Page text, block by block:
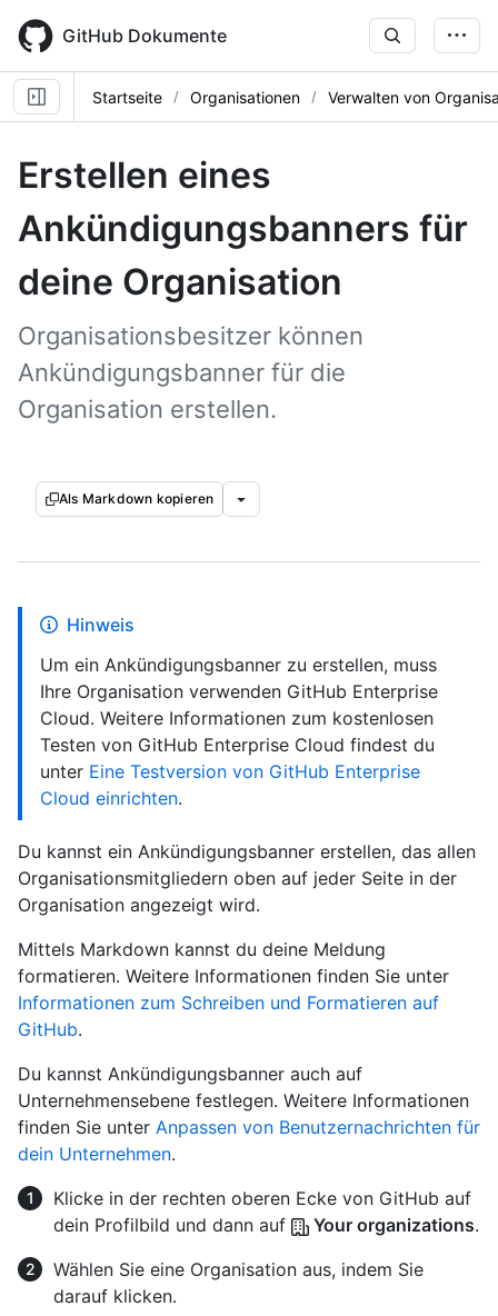
main
content
GitHub Dokumente
Startseite Organisationen Verwalten von
Erstellen eines
Ankündigungsbanners für
deine Organisation
Organisationsbesitzer können
Ankündigungsbanner für die
Organisation erstellen.
Als Markdown kopieren
Hinweis
Um ein Ankündigungsbanner zu erstellen, muss
Ihre Organisation verwenden GitHub Enterprise
Cloud. Weitere Informationen zum kostenlosen
Testen von GitHub Enterprise Cloud findest du
unter Eine Testversion von GitHub Enterprise
Cloud einrichten.
Du kannst ein Ankündigungsbanner erstellen, das allen
Organisationsmitgliedern oben auf jeder Seite in der
Organisation angezeigt wird.
Mittels Markdown kannst du deine Meldung
formatieren. Weitere Informationen finden Sie unter
Informationen zum Schreiben und Formatieren auf
GitHub.
Du kannst Ankündigungsbanner auch auf
Unternehmensebene festlegen. Weitere Informationen
finden Sie unter Anpassen von Benutzernachrichten für
dein Unternehmen.
Klicke in der rechten oberen Ecke von GitHub auf
dein Profilbild und dann auf
Your organizations.
Wählen Sie eine Organisation aus, indem Sie
darauf klicken.